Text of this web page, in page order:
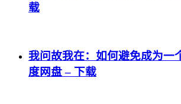
载
我问故我在：如何避免成为一
度网盘 – 下载